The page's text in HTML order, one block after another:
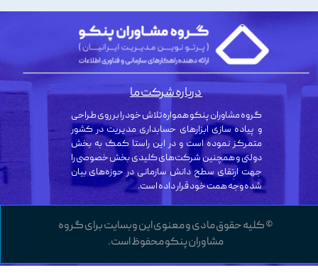
© کلیه حقوق مادی و معنوی این وبسایت برای گروه
مشاوران پنکو محفوظ است.
گروه مشاوران پنکو همواره تلاش خود را بر روی طراحی
و پیاده سازی ابزارهای حسابداری مدیریت در کشور
متمرکز نموده است و در این راستا کمک به بخش
دولتی و همچنین شرکت‌های کلیدی بخش خصوصی را
جهت ارتقای سطح دانش سازمانی در حوزه‌های بیان
شده وجه همت خود قرار داده است.
درباره شرکت ما